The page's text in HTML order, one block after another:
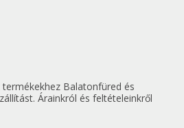
Balatonfüred és
Árainkról és feltételeinkről